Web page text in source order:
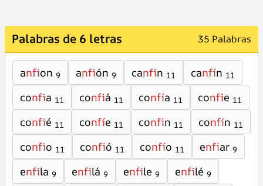
Palabras de 6 letras 35 Palabras
anfion 9 anfión 9 canfin 11 canfín 11
confia 11 confiá 11 confía 11 confie 11
confié 11 confíe 11 confin 11 confín 11
confio 11 confió 11 confío 11 enfiar 9
enfila 9 enfilá 9 enfile 9 enfilé 9